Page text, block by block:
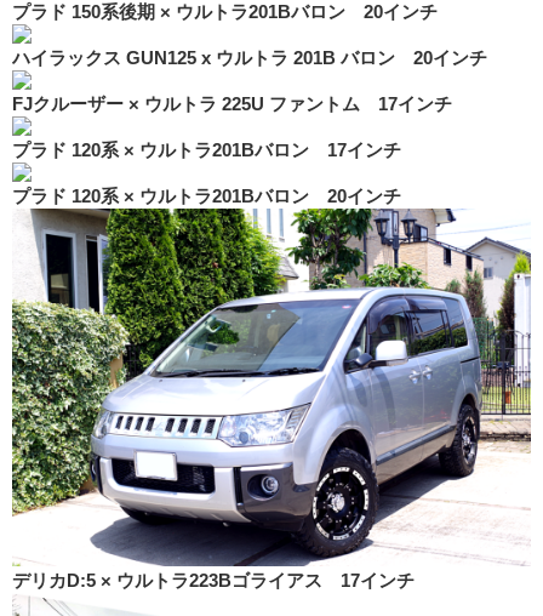
プラド 150系後期 × ウルトラ201Bバロン 20インチ
ハイラックス GUN125 x ウルトラ 201B バロン 20インチ
FJクルーザー × ウルトラ 225U ファントム 17インチ
プラド 120系 × ウルトラ201Bバロン 17インチ
プラド 120系 × ウルトラ201Bバロン 20インチ
デリカD:5 × ウルトラ223Bゴライアス 17インチ